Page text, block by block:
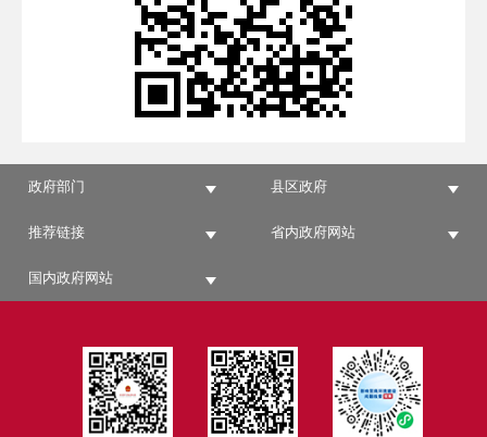
政府部门 县区政府
推荐链接 省内政府网站
国内政府网站